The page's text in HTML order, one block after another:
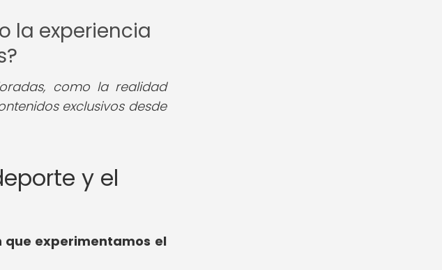
la experiencia
como la realidad
exclusivos desde
y el
experimentamos el